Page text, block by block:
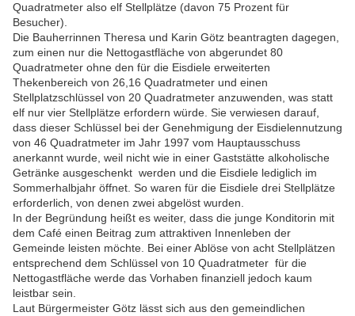
Quadratmeter also elf Stellplätze (davon 75 Prozent für
Besucher).
Die Bauherrinnen Theresa und Karin Götz beantragten dagegen,
zum einen nur die Nettogastfläche von abgerundet 80
Quadratmeter ohne den für die Eisdiele erweiterten
Thekenbereich von 26,16 Quadratmeter und einen
Stellplatzschlüssel von 20 Quadratmeter anzuwenden, was statt
elf nur vier Stellplätze erfordern würde. Sie verwiesen darauf,
dass dieser Schlüssel bei der Genehmigung der Eisdielennutzung
von 46 Quadratmeter im Jahr 1997 vom Hauptausschuss
anerkannt wurde, weil nicht wie in einer Gaststätte alkoholische
Getränke ausgeschenkt werden und die Eisdiele lediglich im
Sommerhalbjahr öffnet. So waren für die Eisdiele drei Stellplätze
erforderlich, von denen zwei abgelöst wurden.
In der Begründung heißt es weiter, dass die junge Konditorin mit
dem Café einen Beitrag zum attraktiven Innenleben der
Gemeinde leisten möchte. Bei einer Ablöse von acht Stellplätzen
entsprechend dem Schlüssel von 10 Quadratmeter für die
Nettogastfläche werde das Vorhaben finanziell jedoch kaum
leistbar sein.
Laut Bürgermeister Götz lässt sich aus den gemeindlichen